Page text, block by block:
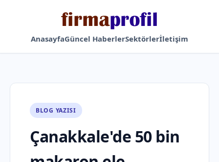
AnasayfaGüncel HaberlerSektörlerİletişim
BLOG YAZISI
Çanakkale'de 50 bin